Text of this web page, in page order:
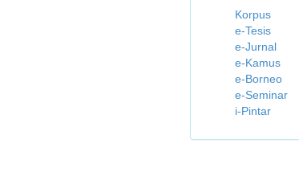
Korpus
e-Tesis
e-Jurnal
e-Kamus
e-Borneo
e-Seminar
i-Pintar